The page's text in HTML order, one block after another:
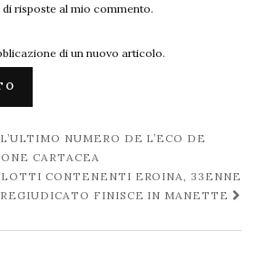
risposte al mio commento.
di un nuovo articolo.
NUMERO DE L’ECO DE
CARTACEA
CONTENENTI EROINA, 33ENNE
FINISCE IN MANETTE